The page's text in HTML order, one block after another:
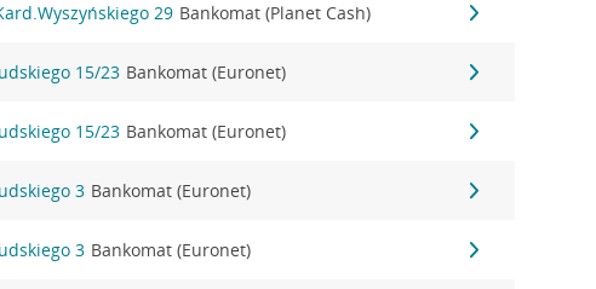
29 Bankomat (Planet Cash)
15/23 Bankomat (Euronet)
15/23 Bankomat (Euronet)
3 Bankomat (Euronet)
3 Bankomat (Euronet)